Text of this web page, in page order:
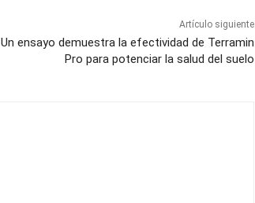
Artículo siguiente
Un ensayo demuestra la efectividad de Terramin
Pro para potenciar la salud del suelo